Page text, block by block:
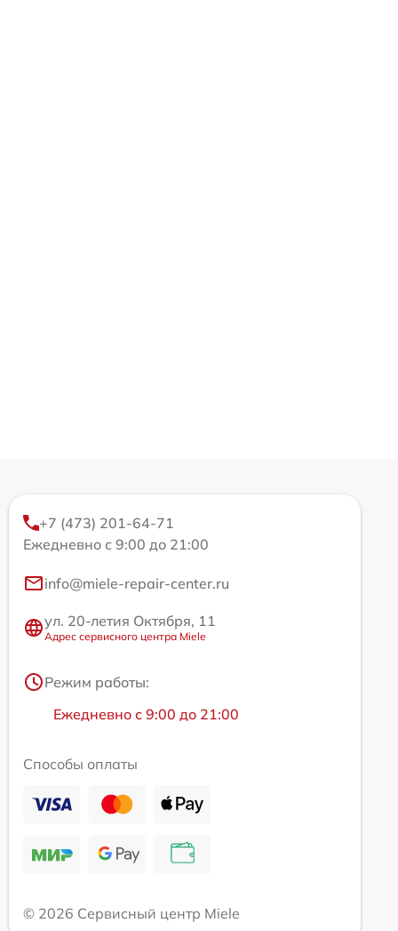
+7 (473) 201-64-71
Ежедневно с 9:00 до 21:00
info@miele-repair-center.ru
ул. 20-летия Октября, 11
Адрес сервисного центра Miele
Режим работы:
Ежедневно с 9:00 до 21:00
Способы оплаты
© 2026 Сервисный центр Miele